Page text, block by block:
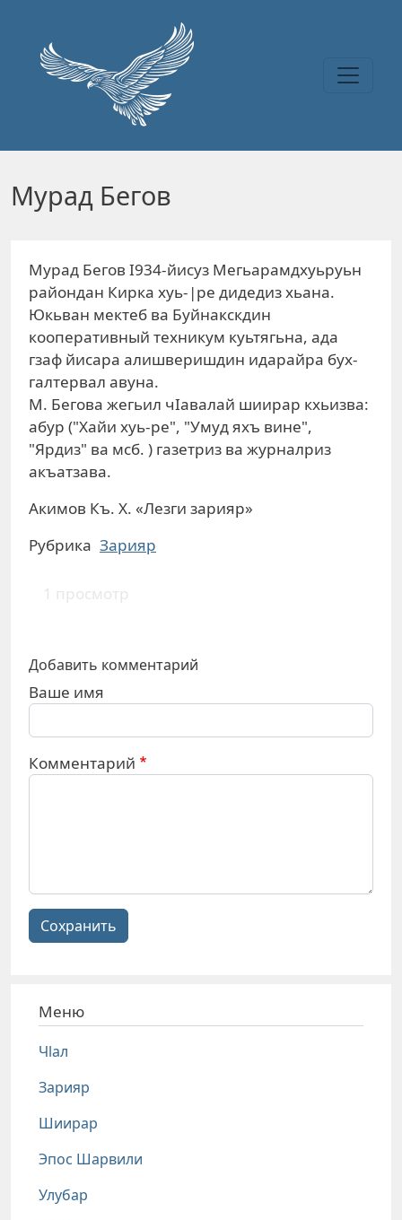
Мурад Бегов
Мурад Бегов I934-йисуз Мегьарамдхуьруьн
райондан Кирка хуь-|ре дидедиз хьана.
Юкьван мектеб ва Буйнакскдин
кооперативный техникум куьтягьна, ада
гзаф йисара алишверишдин идарайра бух-
галтервал авуна.
М. Бегова жегьил чIавалай шиирар кхьизва:
абур ("Хайи хуь-ре", "Умуд яхъ вине",
"Ярдиз" ва мсб. ) газетриз ва журналриз
акъатзава.
Акимов Къ. Х. «Лезги зарияр»
Рубрика Зарияр
1 просмотр
Добавить комментарий
Ваше имя
Комментарий
Сохранить
Меню
Чlал
Зарияр
Шиирар
Эпос Шарвили
Улубар